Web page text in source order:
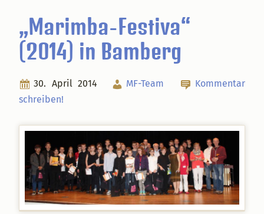
„Marimba-Festiva“
(2014) in Bamberg
30. April 2014 MF-Team
Kommentar
schreiben!